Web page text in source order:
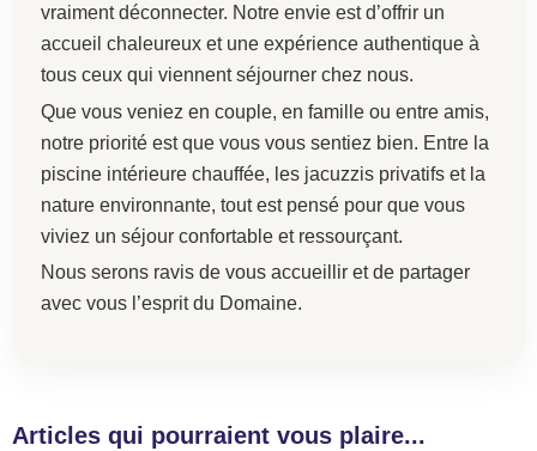
vraiment déconnecter. Notre envie est d’offrir un
accueil chaleureux et une expérience authentique à
tous ceux qui viennent séjourner chez nous.
Que vous veniez en couple, en famille ou entre amis,
notre priorité est que vous vous sentiez bien. Entre la
piscine intérieure chauffée, les jacuzzis privatifs et la
nature environnante, tout est pensé pour que vous
viviez un séjour confortable et ressourçant.
Nous serons ravis de vous accueillir et de partager
avec vous l’esprit du Domaine.
Articles qui pourraient vous plaire...